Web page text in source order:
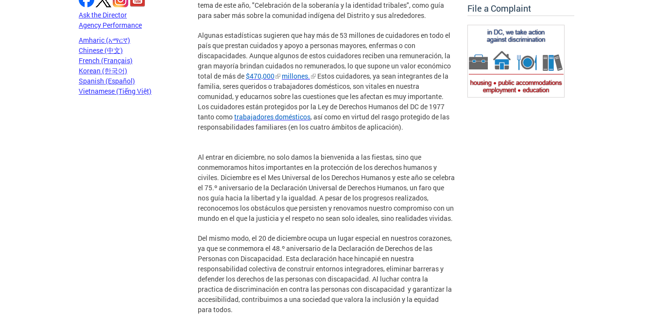
Ask the Director
Agency Performance
Amharic (አማርኛ)
Chinese (中文)
French (Français)
Korean (한국어)
Spanish (Español)
Vietnamese (Tiếng Việt)
tema de este año, "Celebración de la soberanía y la identidad tribales", como guía
para saber más sobre la comunidad indígena del Distrito y sus alrededores.
Algunas estadísticas sugieren que hay más de 53 millones de cuidadores en todo el
país que prestan cuidados y apoyo a personas mayores, enfermas o con
discapacidades. Aunque algunos de estos cuidadores reciben una remuneración, la
gran mayoría brindan cuidados no remunerados, lo que supone un valor económico
total de más de$470,000 millones.
Estos cuidadores, ya sean integrantes de la
familia, seres queridos o trabajadores domésticos, son vitales en nuestra
comunidad, y educarnos sobre las cuestiones que les afectan es muy importante.
Los cuidadores están protegidos por la Ley de Derechos Humanos del DC de 1977
tanto comotrabajadores domésticos, así como en virtud del rasgo protegido de las
responsabilidades familiares (en los cuatro ámbitos de aplicación).
Al entrar en diciembre, no solo damos la bienvenida a las fiestas, sino que
conmemoramos hitos importantes en la protección de los derechos humanos y
civiles. Diciembre es el Mes Universal de los Derechos Humanos y este año se celebra
el 75.º aniversario de la Declaración Universal de Derechos Humanos, un faro que
nos guía hacia la libertad y la igualdad. A pesar de los progresos realizados,
reconocemos los obstáculos que persisten y renovamos nuestro compromiso con un
mundo en el que la justicia y el respeto no sean solo ideales, sino realidades vividas.
Del mismo modo, el 20 de diciembre ocupa un lugar especial en nuestros corazones,
ya que se conmemora el 48.º aniversario de la Declaración de Derechos de las
Personas con Discapacidad. Esta declaración hace hincapié en nuestra
responsabilidad colectiva de construir entornos integradores, eliminar barreras y
defender los derechos de las personas con discapacidad. Al luchar contra la
practica de discriminación en contra las personas con discapacidad y garantizar la
accesibilidad, contribuimos a una sociedad que valora la inclusión y la equidad
para todos.
File a Complaint